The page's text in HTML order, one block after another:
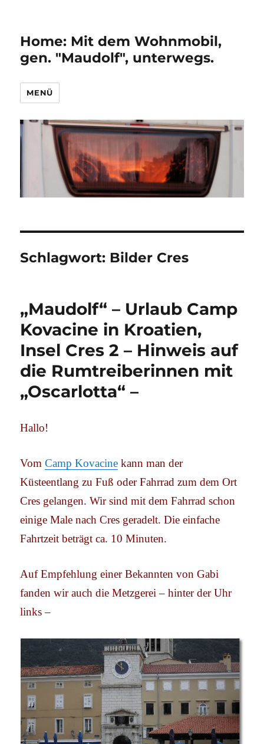
Home: Mit dem Wohnmobil,
gen. "Maudolf", unterwegs.
MENÜ
Schlagwort: Bilder Cres
„Maudolf“ – Urlaub Camp
Kovacine in Kroatien,
Insel Cres 2 – Hinweis auf
die Rumtreiberinnen mit
„Oscarlotta“ –
Hallo!
VomCamp Kovacine kann man der
Küsteentlang zu Fuß oder Fahrrad zum dem Ort
Cres gelangen. Wir sind mit dem Fahrrad schon
einige Male nach Cres geradelt. Die einfache
Fahrtzeit beträgt ca. 10 Minuten.
Auf Empfehlung einer Bekannten von Gabi
fanden wir auch die Metzgerei – hinter der Uhr
links –